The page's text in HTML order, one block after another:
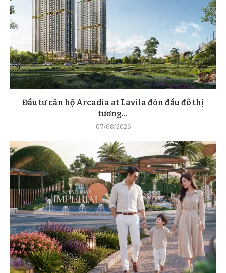
Đầu tư căn hộ Arcadia at Lavila đón đầu đô thị
tương...
07/08/2026